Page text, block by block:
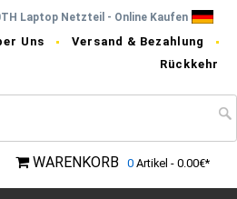
Laptop Netzteil - Online Kaufen
Uns
Versand & Bezahlung
Rückkehr
WARENKORB 0 Artikel - 0.00€*